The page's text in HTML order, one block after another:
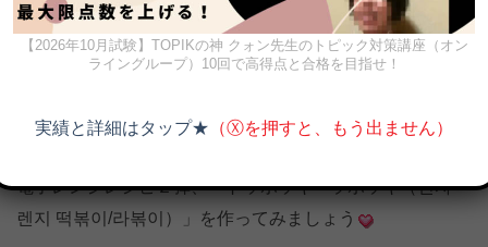
韓国人誰もが好きな国民おやつ「トッポッキ（떡볶
이）」、皆さんは食べたことありますか？
レシピを紹介します
電子レンジレシピ２弾、「トッポッキ・ラポッキ（전자
렌지 떡볶이/라볶이）」を作ってみましょう
【2026年10月試験】TOPIKの神 クォン先生のトピック対策講座（オン
ライングループ）10回で高得点と合格を目指せ！
実績と詳細はタップ★ （Ⓧを押すと、もう出ません）